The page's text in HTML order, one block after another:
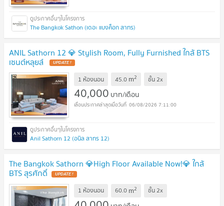
The Bangkok Sathon (เดอะ แบงค็อก สาทร)
ANIL Sathorn 12 💎 Stylish Room, Fully Furnished ใกล้ BTS
เซนต์หลุยส์
1 ห้องนอน 45.0 m2 ชั้น2x
40,000 บาท/เดือน
06/08/2026 7:11:00
Anil Sathorn 12 (อนิล สาทร 12)
The Bangkok Sathorn 💎High Floor Available Now!💎 ใกล้
BTS สุรศักดิ์
1 ห้องนอน 60.0 m2 ชั้น2x